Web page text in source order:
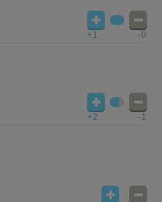
+1 -0
+2 -1